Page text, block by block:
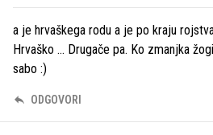
a je hrvaškega rodu a je po kraju
Hrvaško ... Drugače pa. Ko zmanjka
sabo :)
ODGOVORI